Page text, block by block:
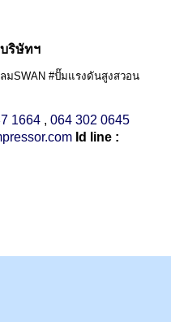
ริษัทฯ
SWAN #ปั๊มแรงดันสูงสวอน
1664 ,064 302 0645
Id line :